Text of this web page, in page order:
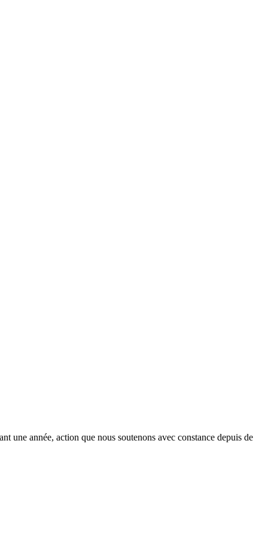
année, action que nous soutenons avec constance depuis de